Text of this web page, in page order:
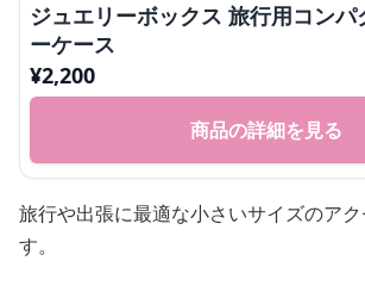
ジュエリーボックス 旅行用コンパ
ーケース
¥2,200
商品の詳細を見る
旅行や出張に最適な小さいサイズのア
す。